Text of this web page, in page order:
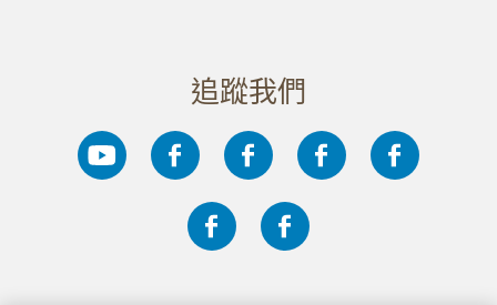
追蹤我們